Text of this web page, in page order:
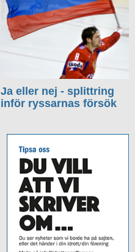
Ja eller nej - splittring
inför ryssarnas försök